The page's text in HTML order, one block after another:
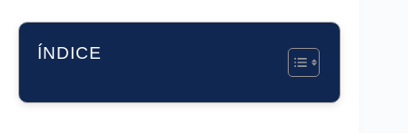
ÍNDICE